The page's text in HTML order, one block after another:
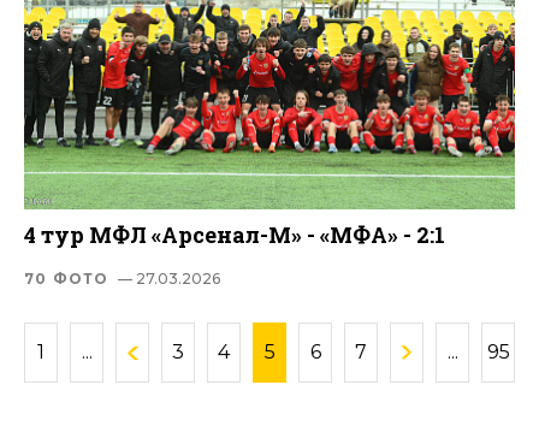
4 тур МФЛ «Арсенал-М» - «МФА» - 2:1
70 ФОТО — 27.03.2026
1 ... 3 4 5 6 7 ... 95